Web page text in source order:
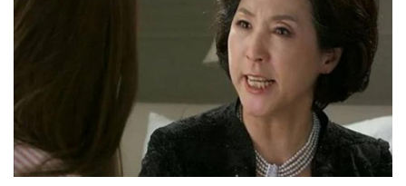
Dinh dưỡng - món ngon
Sản phụ khoa
Nhi khoa
Đời sống
Nhà đẹp
Blog
Tình yêu - Gia đình